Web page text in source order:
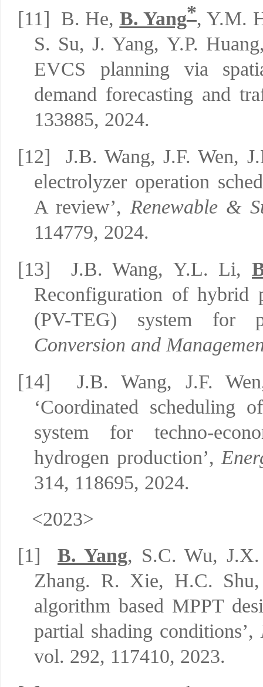
[11] B. He, B. Yang*, Y.M.
S. Su, J. Yang, Y.P.
EVCS planning via
demand forecasting and
133885, 2024.
[12]
J.B. Wang, J.F. Wen,
electrolyzer operation
A review’, Renewable &
114779, 2024.
[13]
J.B. Wang, Y.L. Li,
Reconfiguration of hybrid
(PV-TEG) system for
Conversion and
[14]
J.B. Wang, J.F.
‘Coordinated scheduling
system for techno-
hydrogen production’,
314, 118695, 2024.
<2023>
[1]
B. Yang, S.C. Wu,
Zhang. R. Xie, H.C.
algorithm based MPPT
partial shading conditions’,
vol. 292, 117410, 2023.